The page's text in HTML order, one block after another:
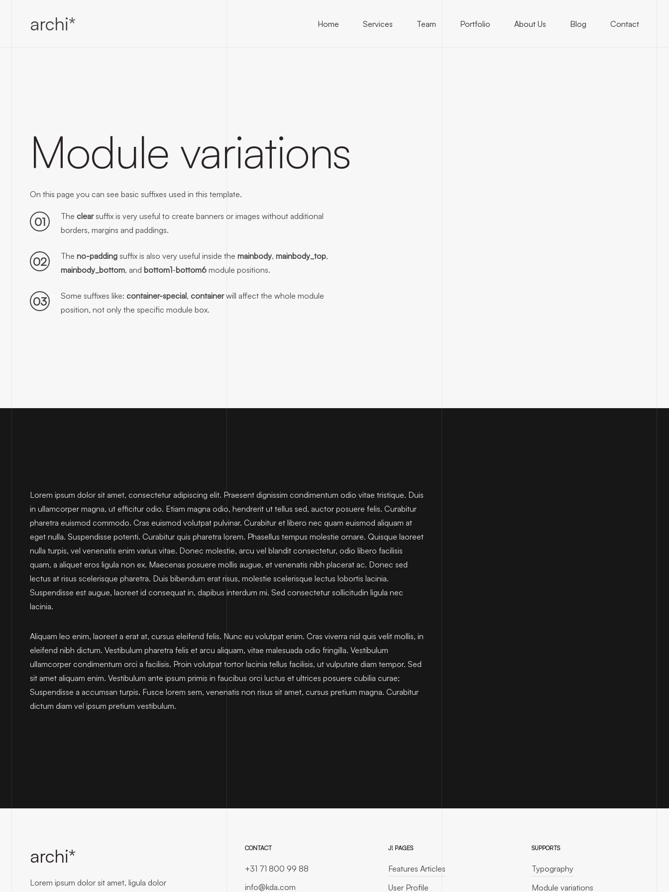
archi* Home Services Team Portfolio About Us Blog Contact
Module variations
On this page you can see basic suffixes used in this template.
01 The clearsuffix is very useful to create banners or images without additional
borders, margins and paddings.
02 The no-padding suffix is also very useful inside the mainbody, mainbody_top,
mainbody_bottom, and bottom1-bottom6 module positions.
03 Some suffixes like: container-special, containerwill affect the whole module
position, not only the specific module box.
Lorem ipsum dolor sit amet, consectetur adipiscing elit. Praesent dignissim condimentum odio vitae tristique. Duis
in ullamcorper magna, ut efficitur odio. Etiam magna odio, hendrerit ut tellus sed, auctor posuere felis. Curabitur
pharetra euismod commodo. Cras euismod volutpat pulvinar. Curabitur et libero nec quam euismod aliquam at
eget nulla. Suspendisse potenti. Curabitur quis pharetra lorem. Phasellus tempus molestie ornare. Quisque laoreet
nulla turpis, vel venenatis enim varius vitae. Donec molestie, arcu vel blandit consectetur, odio libero facilisis
quam, a aliquet eros ligula non ex. Maecenas posuere mollis augue, et venenatis nibh placerat ac. Donec sed
lectus at risus scelerisque pharetra. Duis bibendum erat risus, molestie scelerisque lectus lobortis lacinia.
Suspendisse est augue, laoreet id consequat in, dapibus interdum mi. Sed consectetur sollicitudin ligula nec
lacinia.
Aliquam leo enim, laoreet a erat at, cursus eleifend felis. Nunc eu volutpat enim. Cras viverra nisl quis velit mollis, in
eleifend nibh dictum. Vestibulum pharetra felis et arcu aliquam, vitae malesuada odio fringilla. Vestibulum
ullamcorper condimentum orci a facilisis. Proin volutpat tortor lacinia tellus facilisis, ut vulputate diam tempor. Sed
sit amet aliquam enim. Vestibulum ante ipsum primis in faucibus orci luctus et ultrices posuere cubilia curae;
Suspendisse a accumsan turpis. Fusce lorem sem, venenatis non risus sit amet, cursus pretium magna. Curabitur
dictum diam vel ipsum pretium vestibulum.
archi*
Lorem ipsum dolor sit amet, ligula dolor
CONTACT
+31 71 800 99 88
info@kda.com
J! PAGES
Features Articles
User Profile
SUPPORTS
Typography
Module variations